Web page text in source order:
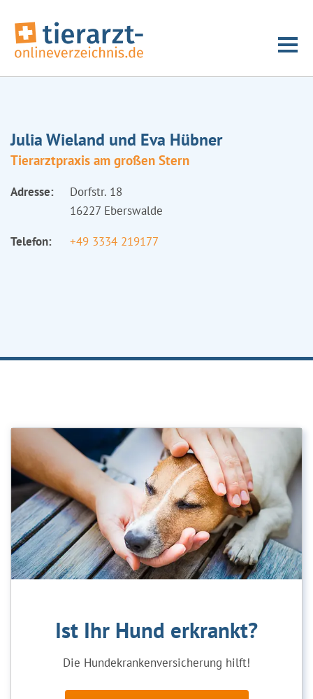
Julia Wieland und Eva Hübner
Tierarztpraxis am großen Stern
Adresse:
Dorfstr. 18
16227 Eberswalde
Telefon:
+49 3334 219177
Ist Ihr Hund erkrankt?
Die Hundekrankenversicherung hilft!